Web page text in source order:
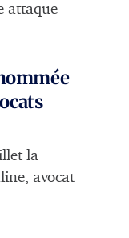
attaque
la
avocat